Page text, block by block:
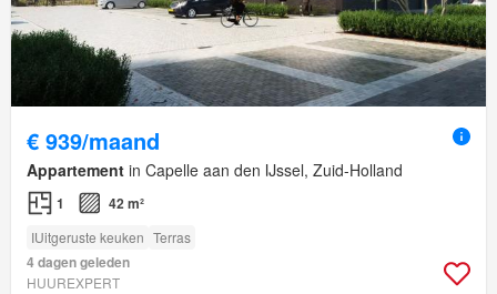
€ 939/maand
Appartement in Capelle aan den IJssel, Zuid-Holland
1 42 m²
IUitgeruste keuken Terras
4 dagen geleden
HUUREXPERT